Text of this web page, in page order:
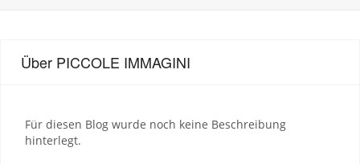
Über PICCOLE IMMAGINI
Für diesen Blog wurde noch keine Beschreibung
hinterlegt.